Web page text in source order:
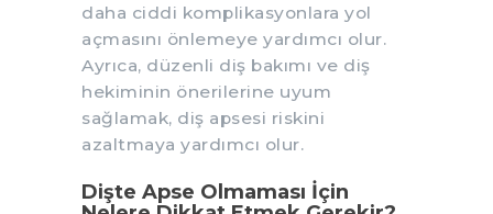
daha ciddi komplikasyonlara yol
açmasını önlemeye yardımcı olur.
Ayrıca, düzenli diş bakımı ve diş
hekiminin önerilerine uyum
sağlamak, diş apsesi riskini
azaltmaya yardımcı olur.
Dişte Apse Olmaması İçin